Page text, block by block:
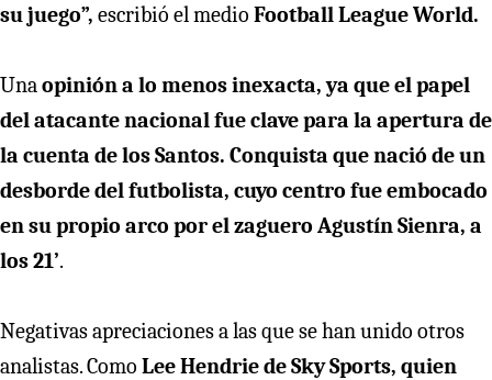
su juego”, escribió el medio Football League World.
Unaopinión a lo menos inexacta, ya que el papel
del atacante nacional fue clave para la apertura de
la cuenta de los Santos. Conquista que nació de un
desborde del futbolista, cuyo centro fue embocado
en su propio arco por el zaguero Agustín Sienra, a
los 21’.
Negativas apreciaciones a las que se han unido otros
analistas. Como Lee Hendrie de Sky Sports, quien